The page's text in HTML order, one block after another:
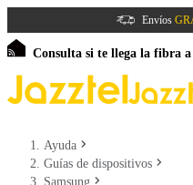
Envíos
Consulta si te llega la fibra a
Ayuda
Guías de dispositivos
Samsung